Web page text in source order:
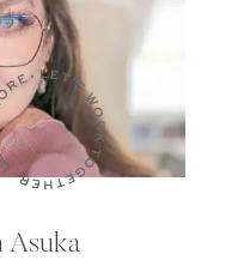
Asuka